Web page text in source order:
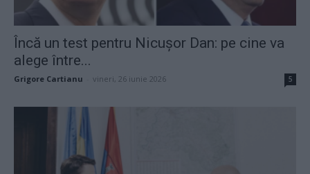
Încă un test pentru Nicușor Dan: pe cine va
alege între...
Grigore Cartianu vineri, 26 iunie 2026 5